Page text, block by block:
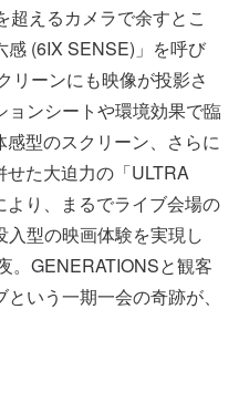
超えるカメラで余すとこ
感 (6IX SENSE)」を呼び
リーンにも映像が投影さ
ンシートや環境効果で臨
型のスクリーン、さらに
せた大迫力の「ULTRA
り、まるでライブ会場の
型の映画体験を実現し
。GENERATIONSと観客
いう一期一会の奇跡が、